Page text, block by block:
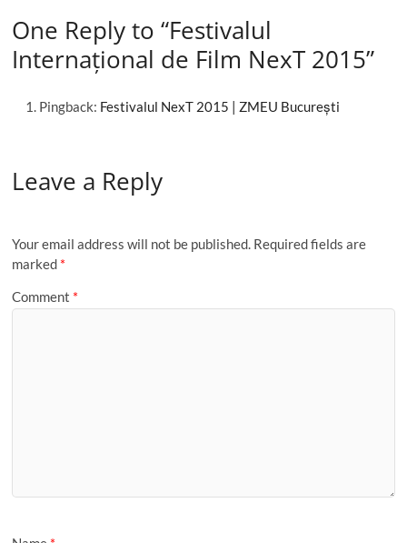
One Reply to “Festivalul
Internațional de Film NexT 2015”
Pingback: Festivalul NexT 2015 | ZMEU București
Leave a Reply
Your email address will not be published. Required fields are
marked *
Comment *